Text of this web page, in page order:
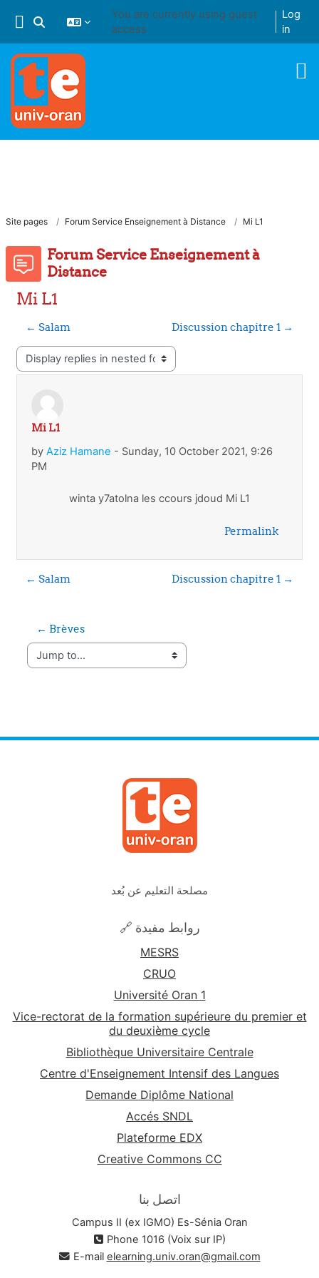
Toggle search input
You are currently using guest
access
Log
in
Site pages Forum Service Enseignement à Distance Mi L1
Forum Service Enseignement à
Distance
Mi L1
← Salam Discussion chapitre 1 →
Display mode
Mi L1
by Aziz Hamane - Sunday, 10 October 2021, 9:26
PM
Number of replies: 0
winta y7atolna les ccours jdoud Mi L1
Permalink
← Salam Discussion chapitre 1 →
← Brèves
Jump to...
مصلحة التعليم عن بُعد
🔗 روابط مفيدة
MESRS
CRUO
Université Oran 1
Vice-rectorat de la formation supérieure du premier et
du deuxième cycle
Bibliothèque Universitaire Centrale
Centre d'Enseignement Intensif des Langues
Demande Diplôme National
Accés SNDL
Plateforme EDX
Creative Commons CC
اتصل بنا
Campus II (ex IGMO) Es-Sénia Oran
Phone 1016 (Voix sur IP)
E-mail elearning.univ.oran@gmail.com